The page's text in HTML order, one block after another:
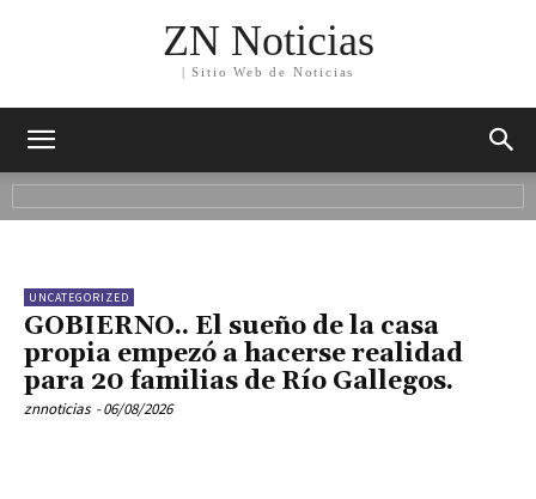
ZN Noticias
| Sitio Web de Noticias
UNCATEGORIZED
GOBIERNO.. El sueño de la casa
propia empezó a hacerse realidad
para 20 familias de Río Gallegos.
znnoticias -06/08/2026